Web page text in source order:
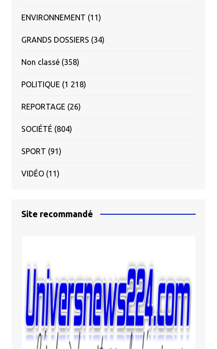
ENVIRONNEMENT (11)
GRANDS DOSSIERS (34)
Non classé(358)
POLITIQUE (1 218)
REPORTAGE (26)
SOCIÉTÉ (804)
SPORT (91)
VIDÉO(11)
Site recommandé